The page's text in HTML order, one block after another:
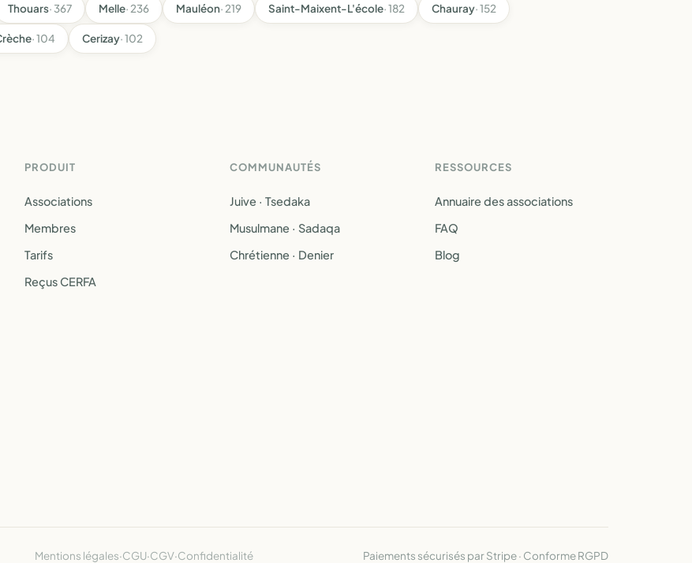
Thouars· 367 Melle· 236 Mauléon· 219 Saint-Maixent-L'école· 182 Chauray· 152
· 104 Cerizay· 102
PRODUIT
Associations
Membres
Tarifs
Reçus CERFA
COMMUNAUTÉS
Juive · Tsedaka
Musulmane · Sadaqa
Chrétienne · Denier
RESSOURCES
Annuaire des associations
FAQ
Blog
Mentions légales·CGU·CGV·Confidentialité Paiements sécurisés par Stripe · Conforme RGPD